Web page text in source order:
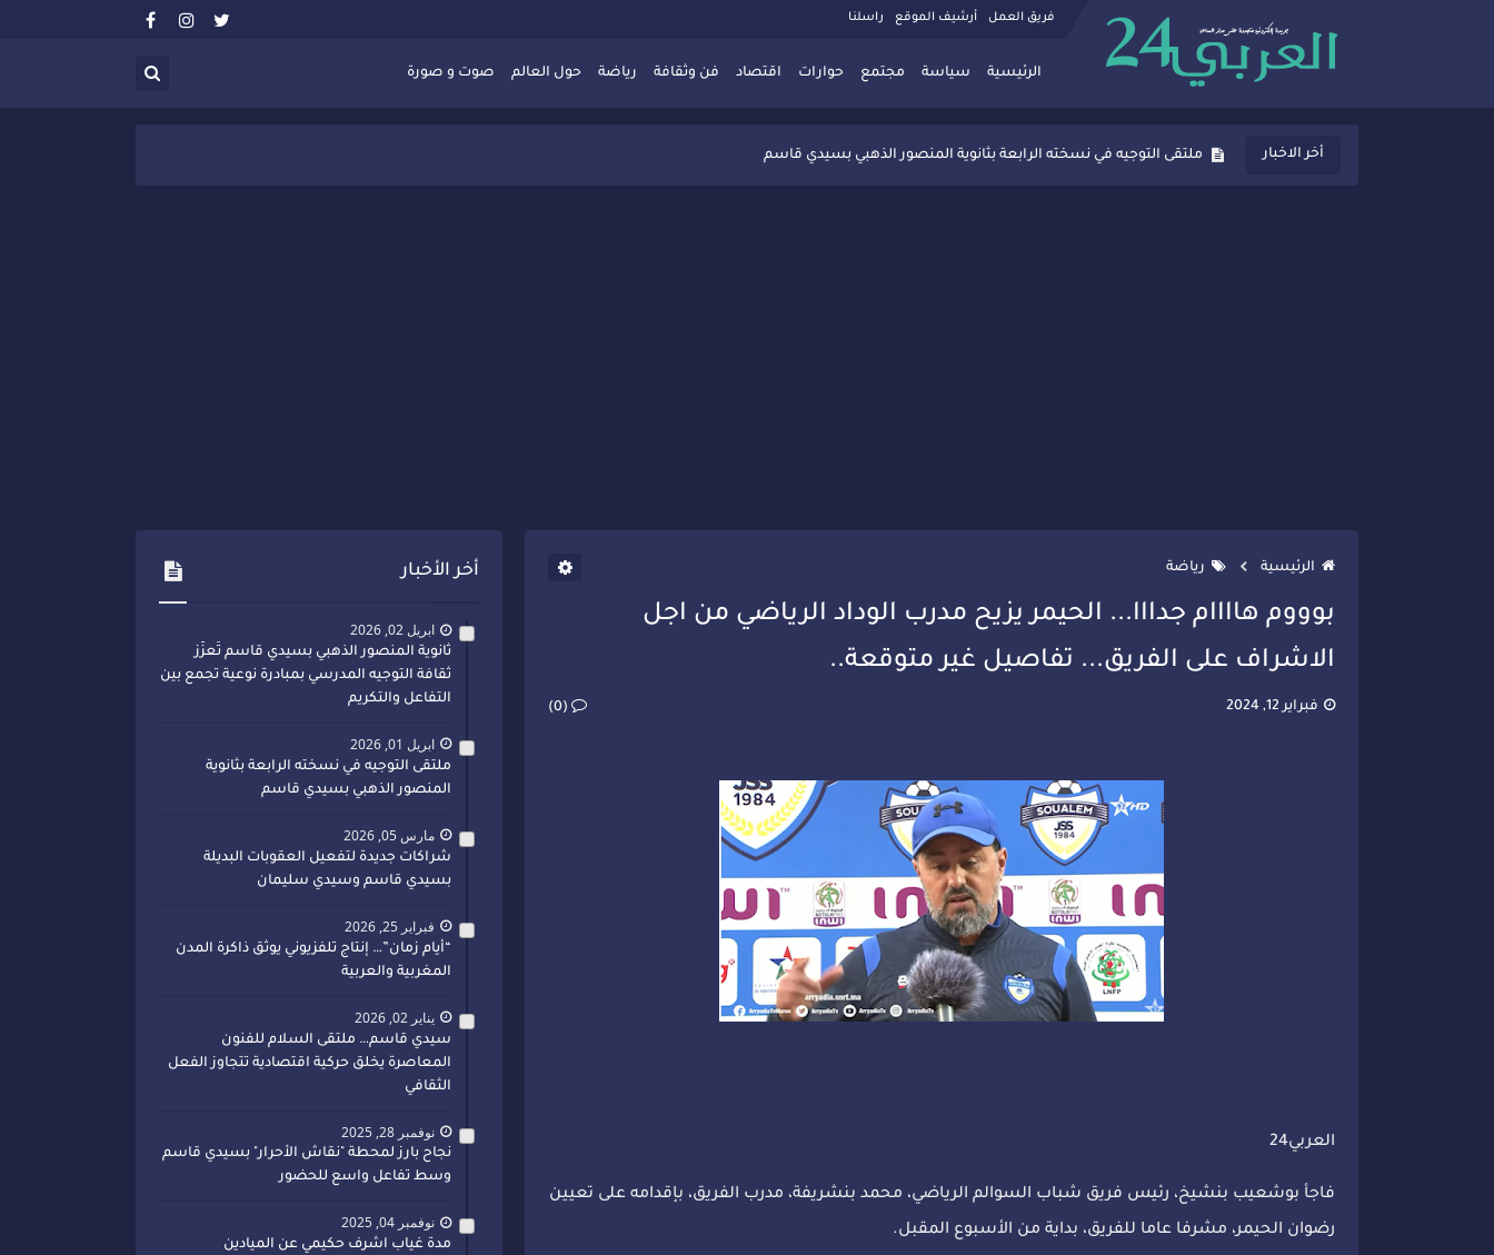
فريق العمل أرشيف الموقع راسلنا
الرئيسية سياسة مجتمع حوارات اقتصاد فن وثقافة رياضة حول العالم صوت و صورة
أخر الاخبار
ثانوية المنصور الذهبي بسيدي قاسم تُعزّز ثقافة التوجيه المدرسي بمبادرة نوعية تجمع بين التفاعل والتكريم
ملتقى التوجيه في نسخته الرابعة بثانوية المنصور الذهبي بسيدي قاسم
الرئيسية رياضة
بوووم هاااام جدااا... الحيمر يزيح مدرب الوداد الرياضي من اجل
الاشراف على الفريق... تفاصيل غير متوقعة..
فبراير 12, 2024 (0)
العربي24
فاجأ بوشعيب بنشيخ، رئيس فريق شباب السوالم الرياضي، محمد بنشريفة، مدرب الفريق، بإقدامه على تعيين
رضوان الحيمر، مشرفا عاما للفريق، بداية من الأسبوع المقبل.
أخر الأخبار
ابريل 02, 2026
ثانوية المنصور الذهبي بسيدي قاسم تُعزّز
ثقافة التوجيه المدرسي بمبادرة نوعية تجمع بين
التفاعل والتكريم
ابريل 01, 2026
ملتقى التوجيه في نسخته الرابعة بثانوية
المنصور الذهبي بسيدي قاسم
مارس 05, 2026
شراكات جديدة لتفعيل العقوبات البديلة
بسيدي قاسم وسيدي سليمان
فبراير 25, 2026
“أيام زمان”… إنتاج تلفزيوني يوثق ذاكرة المدن
المغربية والعربية
يناير 02, 2026
سيدي قاسم… ملتقى السلام للفنون
المعاصرة يخلق حركية اقتصادية تتجاوز الفعل
الثقافي
نوفمبر 28, 2025
نجاح بارز لمحطة "نقاش الأحرار" بسيدي قاسم
وسط تفاعل واسع للحضور
نوفمبر 04, 2025
مدة غياب اشرف حكيمي عن الميادين